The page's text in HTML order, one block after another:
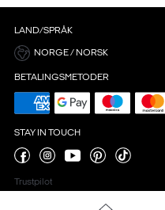
LAND/SPRÅK
NORGE / NORSK
BETALINGSMETODER
STAY IN TOUCH
Trustpilot